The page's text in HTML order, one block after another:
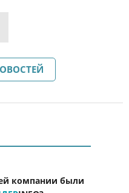
компании были